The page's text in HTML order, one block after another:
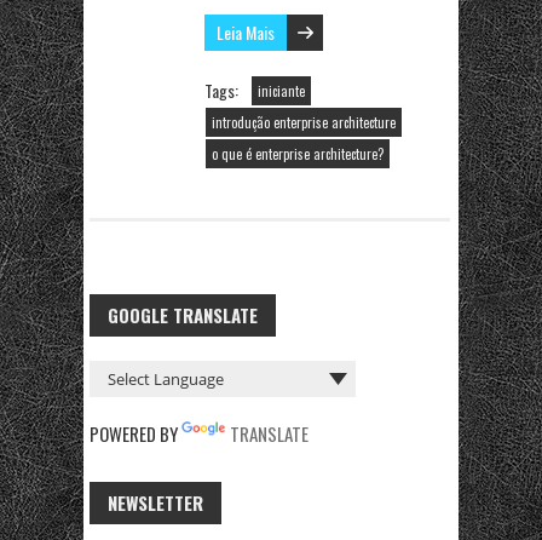
Leia Mais
Tags:
iniciante
introdução enterprise architecture
o que é enterprise architecture?
GOOGLE TRANSLATE
POWERED BY TRANSLATE
NEWSLETTER